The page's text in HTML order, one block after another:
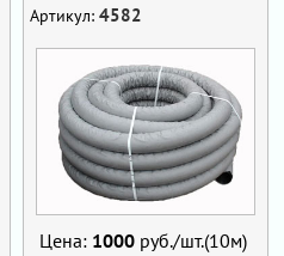
Артикул: 4582
Цена: 1000руб./шт.(10м)